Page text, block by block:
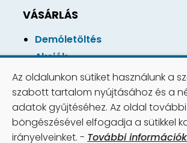
Az oldalunkon sütiket használunk a
szabott tartalom nyújtásához és a
adatok gyűjtéséhez. Az oldal további
böngészésével elfogadja a sütikkel
irányelveinket. - További információk
VÁSÁRLÁS
Demóletöltés
Akciók
Online vásárlás
Vásárlási feltétlek
Copyright © 2026 Számviteli